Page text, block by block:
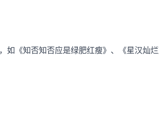
如《知否知否应是绿肥红瘦》、《星汉灿